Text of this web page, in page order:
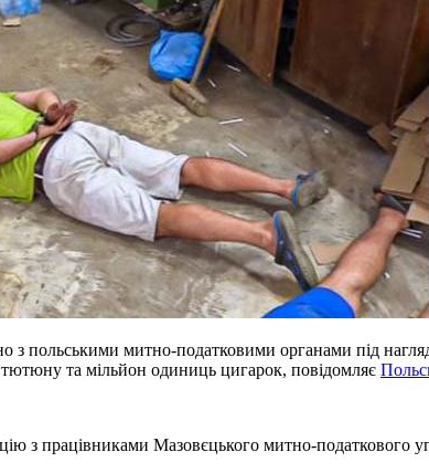
з польськими митно-податковими органами під
та мільйон одиниць цигарок, повідомляє
з працівниками Мазовєцького митно-податкового